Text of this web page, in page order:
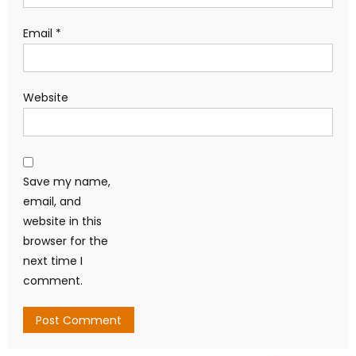
Email *
Website
Save my name,
email, and
website in this
browser for the
next time I
comment.